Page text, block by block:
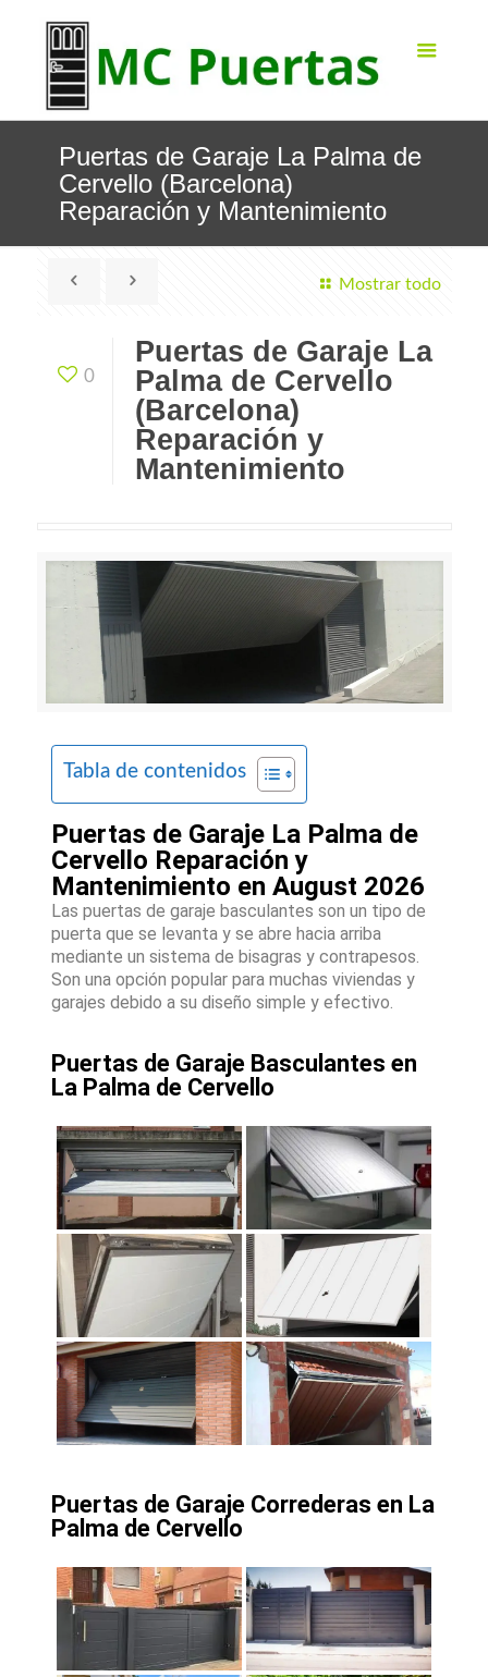
Puertas de Garaje La Palma de
Cervello (Barcelona)
Reparación y Mantenimiento
Mostrar todo
0
Puertas de Garaje La
Palma de Cervello
(Barcelona)
Reparación y
Mantenimiento
Tabla de contenidos
Puertas de Garaje La Palma de
Cervello Reparación y
Mantenimiento en August 2026
Las puertas de garaje basculantes son un tipo de
puerta que se levanta y se abre hacia arriba
mediante un sistema de bisagras y contrapesos.
Son una opción popular para muchas viviendas y
garajes debido a su diseño simple y efectivo.
Puertas de Garaje Basculantes en
La Palma de Cervello
Puertas de Garaje Correderas en La
Palma de Cervello